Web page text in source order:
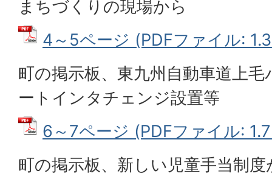
まちづくりの現場から
4～5ページ (PDFファイル:
町の掲示板、東九州自動車道上
ートインタチェンジ設置等
6～7ページ (PDFファイル:
町の掲示板、新しい児童手当制